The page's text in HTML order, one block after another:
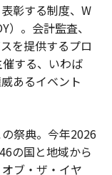
彰する制度、W
。会計監査、
を提供するプロ
する、いわば
あるイベント
祭典。今年2026
の国と地域から
ブ・ザ・イヤ